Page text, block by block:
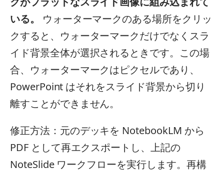
いる。
ウォーターマークのある場所をクリッ
クすると、ウォーターマークだけでなくスラ
イド背景全体が選択されるときです。この場
合、ウォーターマークはピクセルであり、
PowerPoint はそれをスライド背景から切り
離すことができません。
修正方法：元のデッキを NotebookLM から
PDF として再エクスポートし、上記の
NoteSlide ワークフローを実行します。再構